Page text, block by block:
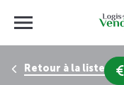
Retour à la liste